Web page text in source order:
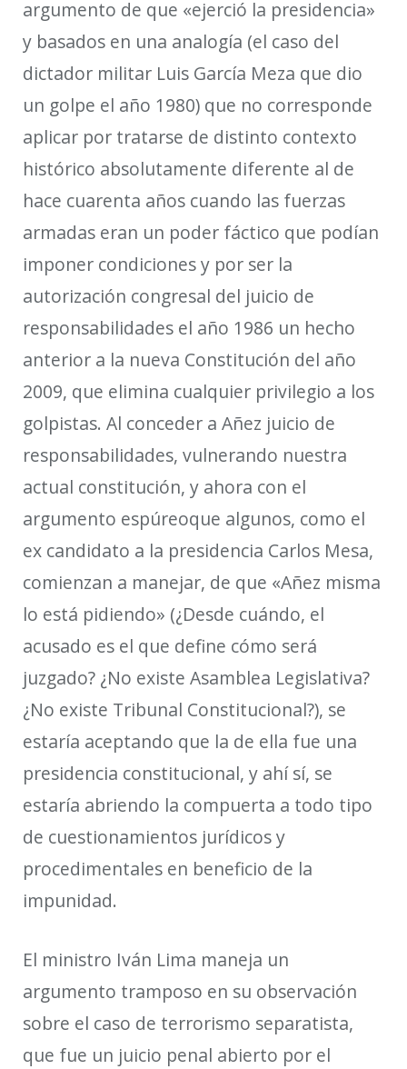
argumento de que «ejerció la presidencia»
y basados en una analogía (el caso del
dictador militar Luis García Meza que dio
un golpe el año 1980) que no corresponde
aplicar por tratarse de distinto contexto
histórico absolutamente diferente al de
hace cuarenta años cuando las fuerzas
armadas eran un poder fáctico que podían
imponer condicionesy por ser la
autorización congresal del juicio de
responsabilidades el año 1986 un hecho
anterior a la nueva Constitución del año
2009, que elimina cualquier privilegio a los
golpistas. Al conceder a Añez juicio de
responsabilidades, vulnerando nuestra
actual constitución, y ahora con el
argumento espúreoque algunos, como el
ex candidato a la presidencia Carlos Mesa,
comienzan a manejar, de que «Añez misma
lo está pidiendo» (¿Desde cuándo, el
acusado es el que define cómo será
juzgado? ¿No existe Asamblea Legislativa?
¿No existe Tribunal Constitucional?), se
estaría aceptando que la de ella fue una
presidencia constitucional, y ahí sí, se
estaría abriendo la compuerta a todo tipo
de cuestionamientos jurídicos y
procedimentales en beneficio de la
impunidad.
El ministro Iván Lima maneja un
argumento tramposo en su observación
sobre el caso de terrorismo separatista,
que fue un juicio penal abierto por el